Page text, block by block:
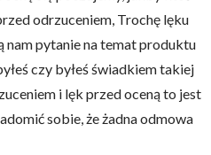
odrzuceniem, Trochę lęku
nam pytanie na temat produktu
czy byłeś świadkiem takiej
i lęk przed oceną to jest
sobie, że żadna odmowa